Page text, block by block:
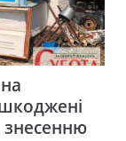
знесенню